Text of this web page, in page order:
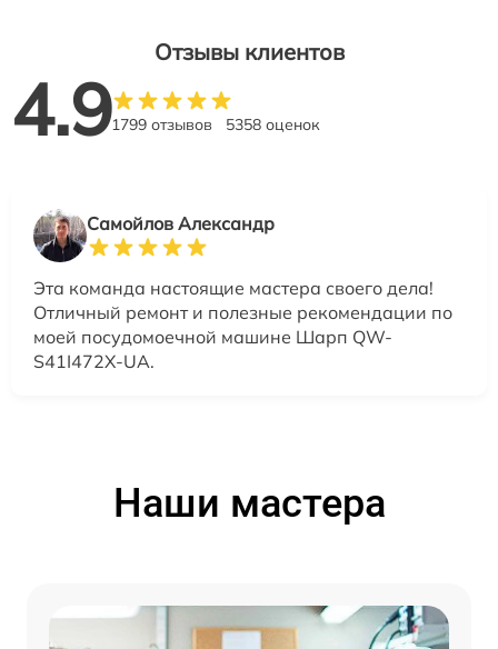
Отзывы клиентов
4.91799 отзывов 5358 оценок
Самойлов Александр
Эта команда настоящие мастера своего дела!
Отличный ремонт и полезные рекомендации по
моей посудомоечной машине Шарп QW-
S41I472X-UA.
Наши мастера